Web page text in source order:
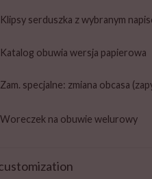
Klipsy serduszka z wybranym
Katalog obuwia wersja papierowa
Zam. specjalne: zmiana obcasa
Woreczek na obuwie welurowy